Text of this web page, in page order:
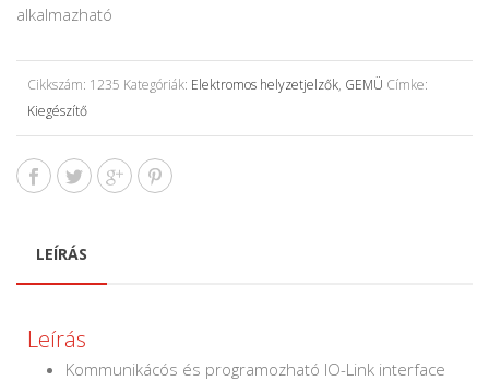
alkalmazható
Cikkszám: 1235 Kategóriák: Elektromos helyzetjelzők, GEMÜ Címke:
Kiegészítő
LEÍRÁS
Leírás
Kommunikácós és programozható IO-Link interface